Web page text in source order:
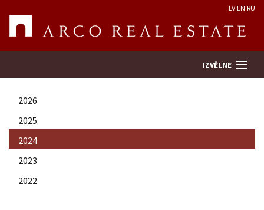
LV EN RU
IZVĒLNE
Meklēt īpašumu
Novērtēt īpašumu
Uzņēmums
2026
2025
2024
2023
2022